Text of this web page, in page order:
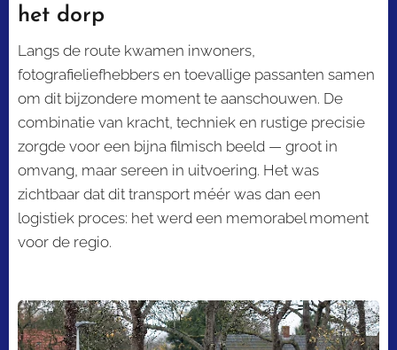
het dorp
Langs de route kwamen inwoners,
fotografieliefhebbers en toevallige passanten samen
om dit bijzondere moment te aanschouwen. De
combinatie van kracht, techniek en rustige precisie
zorgde voor een bijna filmisch beeld — groot in
omvang, maar sereen in uitvoering. Het was
zichtbaar dat dit transport méér was dan een
logistiek proces: het werd een memorabel moment
voor de regio.